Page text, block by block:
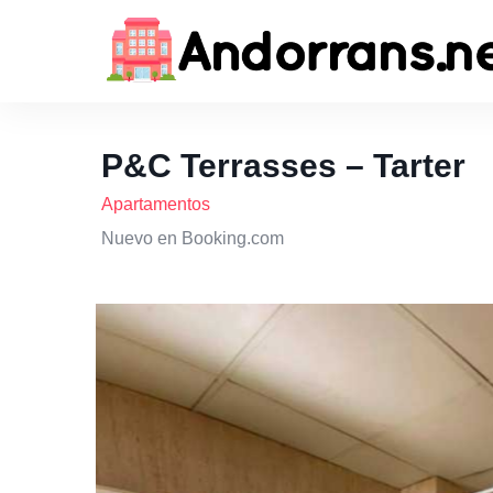
P&C Terrasses – Tarter
Apartamentos
Nuevo en Booking.com